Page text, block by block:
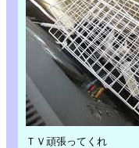
ＴＶ頑張ってくれ